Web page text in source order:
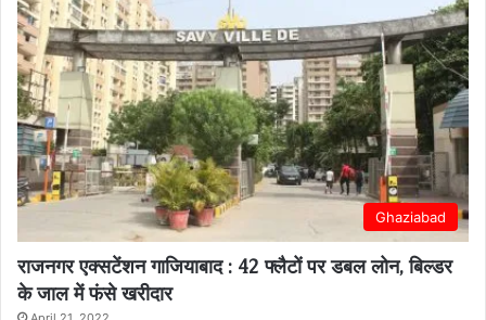
Ghaziabad
राजनगर एक्सटेंशन गाजियाबाद : 42 फ्लैटों पर डबल लोन, बिल्डर
के जाल में फंसे खरीदार